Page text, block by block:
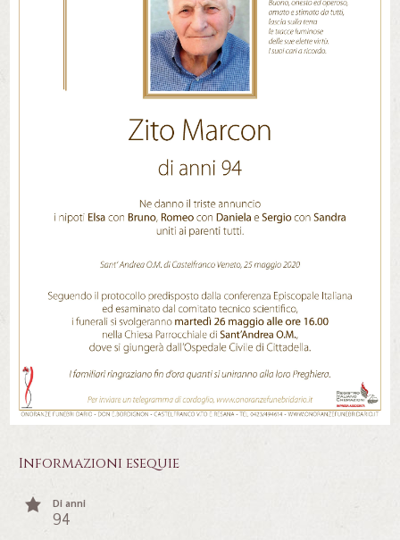
Informazioni esequie
Di anni
94